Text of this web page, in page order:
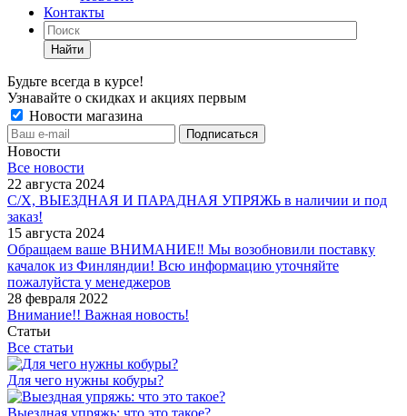
Контакты
Найти
Будьте всегда в курсе!
Узнавайте о скидках и акциях первым
Новости магазина
Новости
Все новости
22 августа 2024
С/Х, ВЫЕЗДНАЯ И ПАРАДНАЯ УПРЯЖЬ в наличии и под
заказ!
15 августа 2024
Обращаем ваше ВНИМАНИЕ‼ Мы возобновили поставку
качалок из Финляндии! Всю информацию уточняйте
пожалуйста у менеджеров
28 февраля 2022
Внимание!! Важная новость!
Статьи
Все статьи
Для чего нужны кобуры?
Выездная упряжь: что это такое?